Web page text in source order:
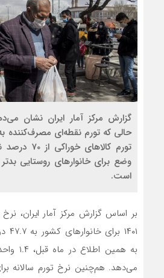
گزارش مرکز آمار ایران نشان
تورم
وضع برای خانوارهای روستایی
است.
بر اساس گزارش مرکز آمار ایران،
به
می‌دهد. هم‌چنین نرخ تورم سالانه